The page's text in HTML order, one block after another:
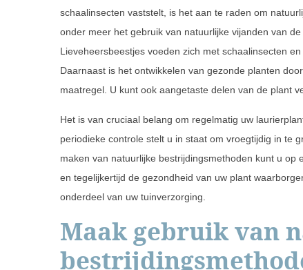
schaalinsecten vaststelt, is het aan te raden om
onder meer het gebruik van natuurlijke vijanden van
Lieveheersbeestjes voeden zich met schaalinsecten
Daarnaast is het ontwikkelen van gezonde planten
maatregel. U kunt ook aangetaste delen van de plant
Het is van cruciaal belang om regelmatig uw
periodieke controle stelt u in staat om vroegtijdig in te
maken van natuurlijke bestrijdingsmethoden kunt u
en tegelijkertijd de gezondheid van uw plant
onderdeel van uw tuinverzorging.
Maak gebruik van